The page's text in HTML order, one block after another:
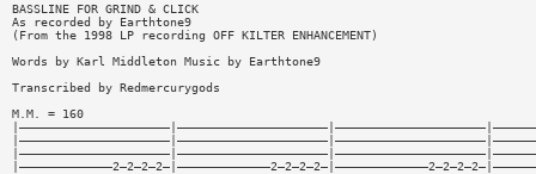
BASSLINE FOR GRIND & CLICK
As recorded by Earthtone9
(From the 1998 LP recording OFF KILTER ENHANCEMENT)
Words by Karl Middleton Music by Earthtone9
Transcribed by Redmercurygods
M.M. = 160